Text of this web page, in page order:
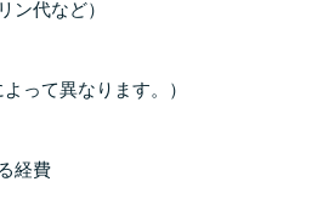
代など）
って異なります。）
経費